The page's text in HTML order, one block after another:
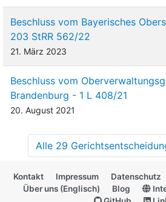
Beschluss vom Bayerisches
203 StRR 562/22
21. März 2023
Beschluss vom
Brandenburg - 1 L 408/21
20. August 2021
Alle 29
Kontakt Impressum Datenschutz
Über uns (Englisch)
Blog